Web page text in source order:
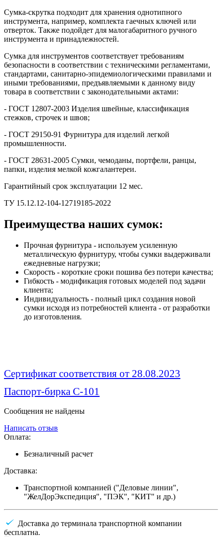
Сумка-скрутка подходит для хранения однотипного
инструмента, например, комплекта гаечных ключей или
отверток. Также подойдет для малогабаритного ручного
инструмента и принадлежностей.
Сумка для инструментов соответствует требованиям
безопасности в соответствии с техническими регламентами,
стандартами, санитарно-эпидемиологическими правилами и
иными требованиями, предъявляемыми к данному виду
товара в соответствии с законодательными актами:
- ГОСТ 12807-2003 Изделия швейные, классификация
стежков, строчек и швов;
- ГОСТ 29150-91 Фурнитура для изделий легкой
промышленности.
- ГОСТ 28631-2005 Сумки, чемоданы, портфели, ранцы,
папки, изделия мелкой кожгалантереи.
Гарантийный срок эксплуатации 12 мес.
ТУ 15.12.12-104-12719185-2022
Преимущества наших сумок:
Прочная фурнитура - используем усиленную
металлическую фурнитуру, чтобы сумки выдерживали
ежедневные нагрузки;
Скорость - короткие сроки пошива без потери качества;
Гибкость - модификация готовых моделей под задачи
клиента;
Индивидуальность - полный цикл создания новой
сумки исходя из потребностей клиента - от разработки
до изготовления.
Сертификат соответствия от 28.08.2023
Паспорт-бирка С-101
Сообщения не найдены
Написать отзыв
Оплата:
Безналичный расчет
Доставка:
Транспортной компанией ("Деловые линии",
"ЖелДорЭкспедиция", "ПЭК", "КИТ" и др.)
Доставка до терминала транспортной компании
бесплатна.